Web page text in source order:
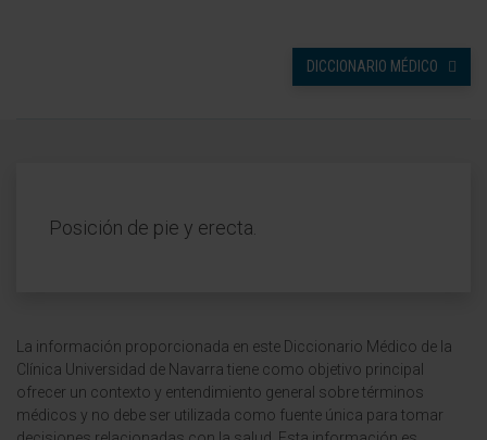
DICCIONARIO MÉDICO
Posición de pie y erecta.
La información proporcionada en este Diccionario Médico de la
Clínica Universidad de Navarra tiene como objetivo principal
ofrecer un contexto y entendimiento general sobre términos
médicos y no debe ser utilizada como fuente única para tomar